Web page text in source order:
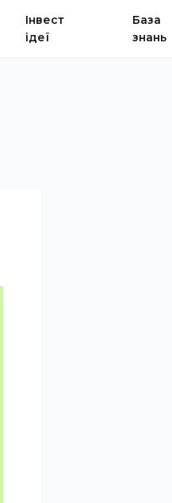
Інвест
ідеї
База
знань